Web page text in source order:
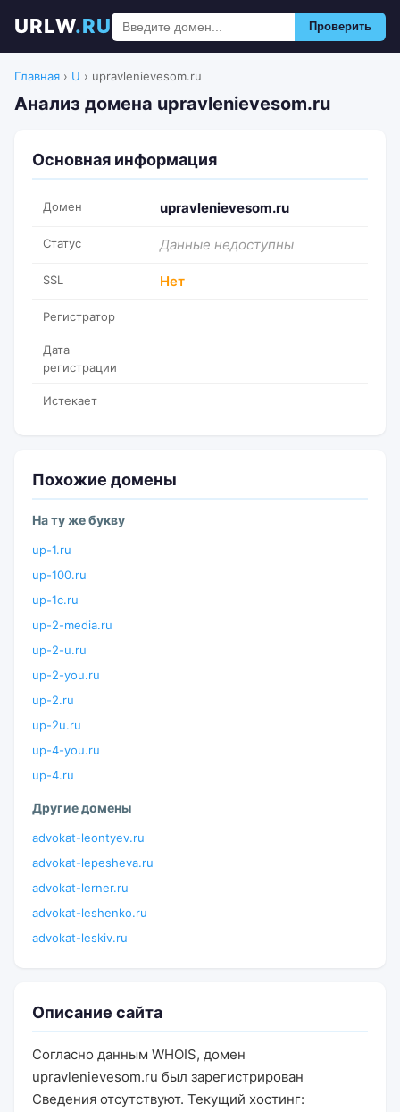
URLW.RU Проверить
Главная › U › upravlenievesom.ru
Анализ домена upravlenievesom.ru
Основная информация
Домен upravlenievesom.ru
Статус Данные недоступны
SSL Нет
Регистратор
Дата
регистрации
Истекает
Похожие домены
На ту же букву
up-1.ru
up-100.ru
up-1c.ru
up-2-media.ru
up-2-u.ru
up-2-you.ru
up-2.ru
up-2u.ru
up-4-you.ru
up-4.ru
Другие домены
advokat-leontyev.ru
advokat-lepesheva.ru
advokat-lerner.ru
advokat-leshenko.ru
advokat-leskiv.ru
Описание сайта
Согласно данным WHOIS, домен
upravlenievesom.ru был зарегистрирован
Сведения отсутствуют. Текущий хостинг: